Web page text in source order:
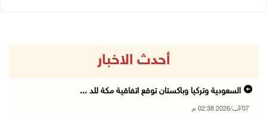
أحدث الاخبار
السعودية وتركيا وباكستان توقع اتفاقية مكة للد ...
07/آب/2026 02:38 م